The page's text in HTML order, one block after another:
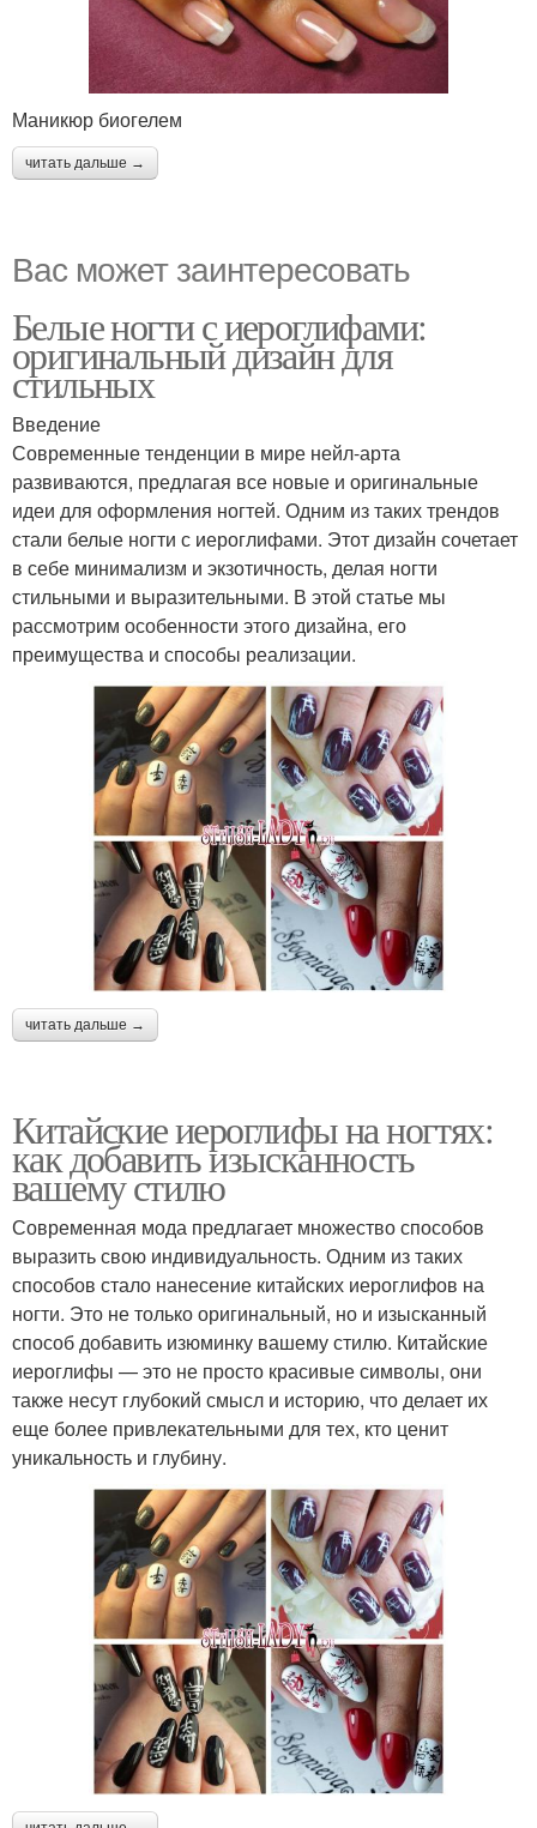
Маникюр биогелем
читать дальше →
Вас может заинтересовать
Белые ногти с иероглифами:
оригинальный дизайн для
стильных
Введение
Современные тенденции в мире нейл-арта
развиваются, предлагая все новые и оригинальные
идеи для оформления ногтей. Одним из таких трендов
стали белые ногти с иероглифами. Этот дизайн сочетает
в себе минимализм и экзотичность, делая ногти
стильными и выразительными. В этой статье мы
рассмотрим особенности этого дизайна, его
преимущества и способы реализации.
читать дальше →
Китайские иероглифы на ногтях:
как добавить изысканность
вашему стилю
Современная мода предлагает множество способов
выразить свою индивидуальность. Одним из таких
способов стало нанесение китайских иероглифов на
ногти. Это не только оригинальный, но и изысканный
способ добавить изюминку вашему стилю. Китайские
иероглифы — это не просто красивые символы, они
также несут глубокий смысл и историю, что делает их
еще более привлекательными для тех, кто ценит
уникальность и глубину.